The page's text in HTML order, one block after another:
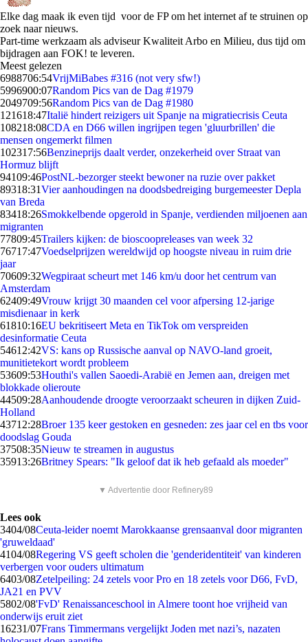
Elke dag maak ik even tijd voor de FP om het internet af te struinen op
zoek naar nieuws.
Part-time werkzaam als adviseur Kwaliteit Arbo en Milieu, dus tijd om
bijdragen aan FOK! te leveren.
Meest gelezen
6988706:54VrijMiBabes #316 (not very sfw!)
5996900:07Random Pics van de Dag #1979
2049709:56Random Pics van de Dag #1980
121618:47Italië hindert reizigers uit Spanje na migratiecrisis Ceuta
108218:08CDA en D66 willen ingrijpen tegen 'gluurbrillen' die
mensen ongemerkt filmen
102317:56Benzineprijs daalt verder, onzekerheid over Straat van
Hormuz blijft
94109:46PostNL-bezorger steekt bewoner na ruzie over pakket
89318:31Vier aanhoudingen na doodsbedreiging burgemeester Depla
van Breda
83418:26Smokkelbende opgerold in Spanje, verdienden miljoenen aan
migranten
77809:45Trailers kijken: de bioscoopreleases van week 32
76717:47Voedselprijzen wereldwijd op hoogste niveau in ruim drie
jaar
70609:32Wegpiraat scheurt met 146 km/u door het centrum van
Amsterdam
62409:49Vrouw krijgt 30 maanden cel voor afpersing 12-jarige
misdienaar in kerk
61810:16EU bekritiseert Meta en TikTok om verspreiden
desinformatie Ceuta
54612:42VS: kans op Russische aanval op NAVO-land groeit,
munitietekort wordt probleem
53609:53Houthi's vallen Saoedi-Arabië en Jemen aan, dreigen met
blokkade olieroute
44509:28Aanhoudende droogte veroorzaakt scheuren in dijken Zuid-
Holland
43712:28Broer 135 keer gestoken en gesneden: zes jaar cel en tbs voor
doodslag Gouda
37508:35Nieuw te streamen in augustus
35913:26Britney Spears: "Ik geloof dat ik heb gefaald als moeder"
▼ Advertentie door Refinery89
Lees ook
3404/08Ceuta-leider noemt Marokkaanse grensaanval door migranten
'gruweldaad'
4104/08Regering VS geeft scholen die 'genderidentiteit' van kinderen
verbergen voor ouders ultimatum
6403/08Zetelpeiling: 24 zetels voor Pro en 18 zetels voor D66, FvD,
JA21 en PVV
5802/08'FvD' Renaissanceschool in Almere toont hoe vrijheid van
onderwijs eruit ziet
16231/07Frans Timmermans vergelijkt Joden met nazi’s, nazaten